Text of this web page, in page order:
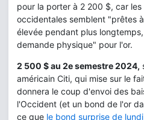
pour la porter à 2 200 $, car
occidentales semblent "prêtes
élevée pendant plus
demande physique" pour l'or.
2 500 $ au 2e semestre 2024,
américain Citi, qui mise sur le
donnera le coup d'envoi des
l'Occident (et un bond de l'or
ce que le bond surprise de